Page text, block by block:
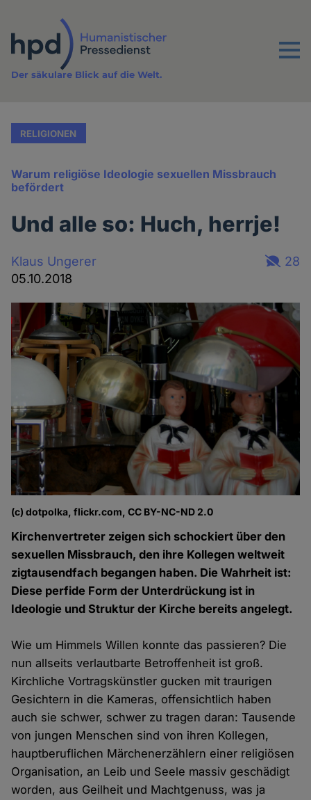
Inhalt
Menu
Der säkulare Blick auf die Welt.
RELIGIONEN
Warum religiöse Ideologie sexuellen Missbrauch
befördert
Und alle so: Huch, herrje!
Klaus Ungerer
05.10.2018
28
(c) dotpolka, flickr.com, CC BY-NC-ND 2.0
Kirchenvertreter zeigen sich schockiert über den
sexuellen Missbrauch, den ihre Kollegen weltweit
zigtausendfach begangen haben. Die Wahrheit ist:
Diese perfide Form der Unterdrückung ist in
Ideologie und Struktur der Kirche bereits angelegt.
Wie um Himmels Willen konnte das passieren? Die
nun allseits verlautbarte Betroffenheit ist groß.
Kirchliche Vortragskünstler gucken mit traurigen
Gesichtern in die Kameras, offensichtlich haben
auch sie schwer, schwer zu tragen daran: Tausende
von jungen Menschen sind von ihren Kollegen,
hauptberuflichen Märchenerzählern einer religiösen
Organisation, an Leib und Seele massiv geschädigt
worden, aus Geilheit und Machtgenuss, was ja